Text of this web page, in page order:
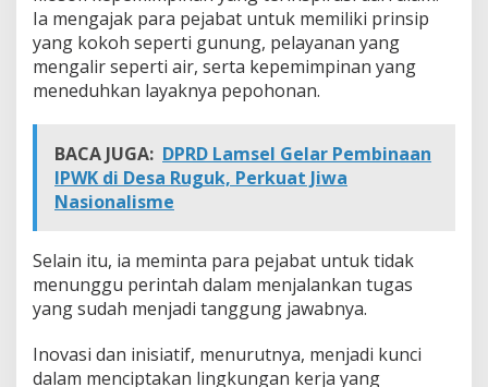
y
a
t
a
Ia mengajak para pejabat untuk memiliki prinsip
yang kokoh seperti gunung, pelayanan yang
mengalir seperti air, serta kepemimpinan yang
meneduhkan layaknya pepohonan.
BACA JUGA: DPRD Lamsel Gelar Pembinaan
IPWK di Desa Ruguk, Perkuat Jiwa
Nasionalisme
Selain itu, ia meminta para pejabat untuk tidak
menunggu perintah dalam menjalankan tugas
yang sudah menjadi tanggung jawabnya.
Inovasi dan inisiatif, menurutnya, menjadi kunci
dalam menciptakan lingkungan kerja yang